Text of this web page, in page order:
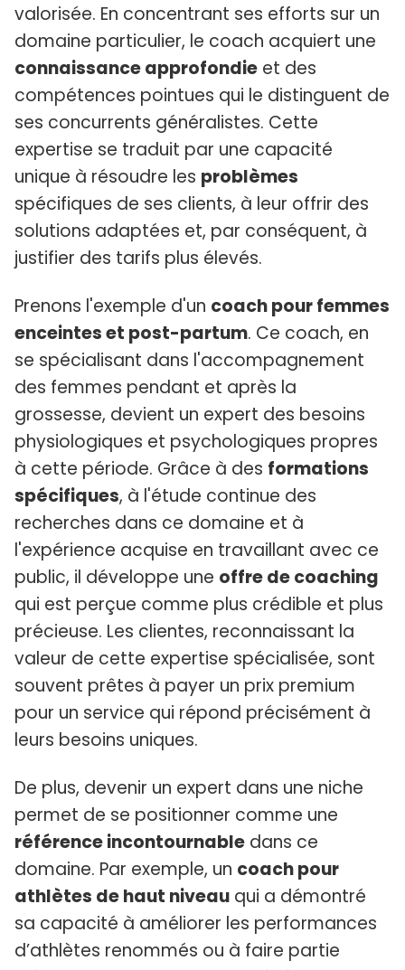
valorisée. En concentrant ses efforts sur un
domaine particulier, le coach acquiert une
connaissance approfondie et des
compétences pointues qui le distinguent de
ses concurrents généralistes. Cette
expertise se traduit par une capacité
unique à résoudre les problèmes
spécifiques de ses clients, à leur offrir des
solutions adaptées et, par conséquent, à
justifier des tarifs plus élevés.
Prenons l'exemple d'un coach pour femmes
enceintes et post-partum. Ce coach, en
se spécialisant dans l'accompagnement
des femmes pendant et après la
grossesse, devient un expert des besoins
physiologiques et psychologiques propres
à cette période. Grâce à des formations
spécifiques, à l'étude continue des
recherches dans ce domaine et à
l'expérience acquise en travaillant avec ce
public, il développe une offre de coaching
qui est perçue comme plus crédible et plus
précieuse. Les clientes, reconnaissant la
valeur de cette expertise spécialisée, sont
souvent prêtes à payer un prix premium
pour un service qui répond précisément à
leurs besoins uniques.
De plus, devenir un expert dans une niche
permet de se positionner comme une
référence incontournable dans ce
domaine. Par exemple, un coach pour
athlètes de haut niveau qui a démontré
sa capacité à améliorer les performances
d’athlètes renommés ou à faire partie